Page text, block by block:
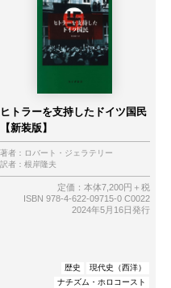
ヒトラーを支持したドイツ国民
【新装版】
著者： ロバート・ジェラテリー
訳者： 根岸隆夫
定価：本体7,200円＋税
ISBN 978-4-622-09715-0 C0022
2024年5月16日発行
歴史
現代史（西洋）
ナチズム・ホロコースト